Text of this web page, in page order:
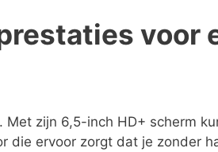
voor
zijn 6,5-inch HD+ scherm
die ervoor zorgt dat je zonder